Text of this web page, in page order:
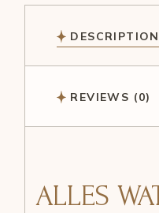
DESCRIPTION
REVIEWS (0)
ALLES